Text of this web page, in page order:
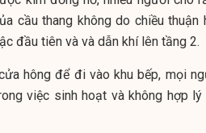
cầu thang không do chiều thuận
đầu tiên và và dẫn khí lên tầng 2.
hông để đi vào khu bếp, mọi
việc sinh hoạt và không hợp lý